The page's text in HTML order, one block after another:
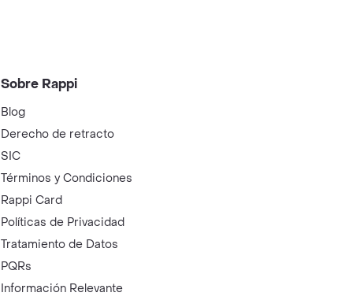
Sobre Rappi
Blog
Derecho de retracto
SIC
Términos y Condiciones
Rappi Card
Políticas de Privacidad
Tratamiento de Datos
PQRs
Información Relevante